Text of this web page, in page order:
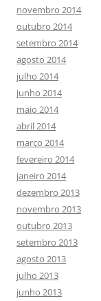
novembro 2014
outubro 2014
setembro 2014
agosto 2014
julho 2014
junho 2014
maio 2014
abril 2014
março 2014
fevereiro 2014
janeiro 2014
dezembro 2013
novembro 2013
outubro 2013
setembro 2013
agosto 2013
julho 2013
junho 2013